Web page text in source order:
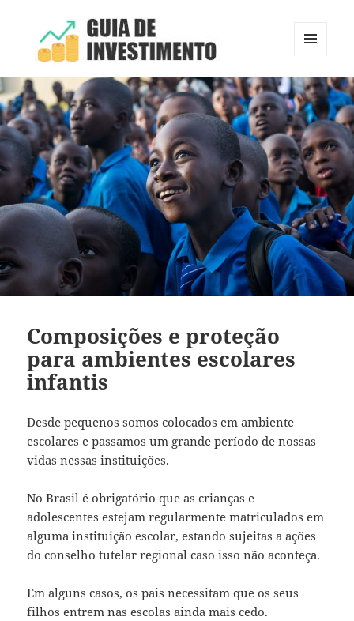
Guia de Investimento
E
WIDGETS
Composições e proteção
para ambientes escolares
infantis
Desde pequenos somos colocados em ambiente
escolares e passamos um grande período de nossas
vidas nessas instituições.
No Brasil é obrigatório que as crianças e
adolescentes estejam regularmente matriculados em
alguma instituição escolar, estando sujeitas a ações
do conselho tutelar regional caso isso não aconteça.
Em alguns casos, os pais necessitam que os seus
filhos entrem nas escolas ainda mais cedo.